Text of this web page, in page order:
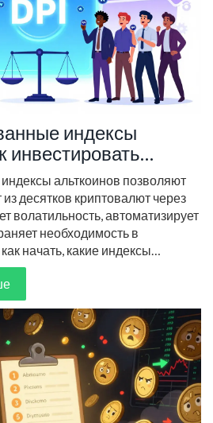
индексы
инвестировать
альткоинов позволяют
десятков криптовалют через
волатильность, автоматизирует
необходимость в
начать, какие индексы
внимание в 2026 году.